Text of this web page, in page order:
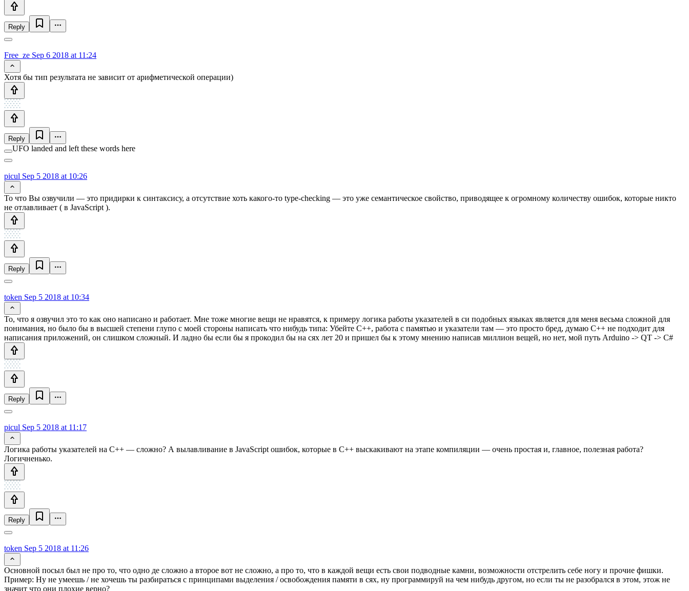
Reply
Free_ze Sep 6 2018 at 11:24
Хотя бы тип результата не зависит от арифметической операции)
Reply
UFO landed and left these words here
picul Sep 5 2018 at 10:26
То что Вы озвучили — это придирки к синтаксису, а отсутствие хоть какого-то type-checking — это уже семантическое свойство, приводящее к огромному количеству ошибок, которые никто
не отлавливает ( в JavaScript ).
Reply
token Sep 5 2018 at 10:34
То, что я озвучил это то как оно написано и работает. Мне тоже многие вещи не нравятся, к примеру логика работы указателей в си подобных языках является для меня весьма сложной для
понимания, но было бы в высшей степени глупо с моей стороны написать что нибудь типа: Убейте C++, работа с памятью и указатели там — это просто бред, думаю C++ не подходит для
написания приложений, он слишком сложный. И ладно бы если бы я прокодил бы на сях лет 20 и пришел бы к этому мнению написав миллион вещей, но нет, мой путь Arduino -> QT -> C#
Reply
picul Sep 5 2018 at 11:17
Логика работы указателей на С++ — сложно? А вылавливание в JavaScript ошибок, которые в С++ выскакивают на этапе компиляции — очень простая и, главное, полезная работа?
Логичненько.
Reply
token Sep 5 2018 at 11:26
Основной посыл был не про то, что одно де сложно а второе вот не сложно, а про то, что в каждой вещи есть свои подводные камни, возможности отстрелить себе ногу и прочие фишки.
Пример: Ну не умеешь / не хочешь ты разбираться с принципами выделения / освобождения памяти в сях, ну программируй на чем нибудь другом, но если ты не разобрался в этом, этож не
значит что они плохие верно?